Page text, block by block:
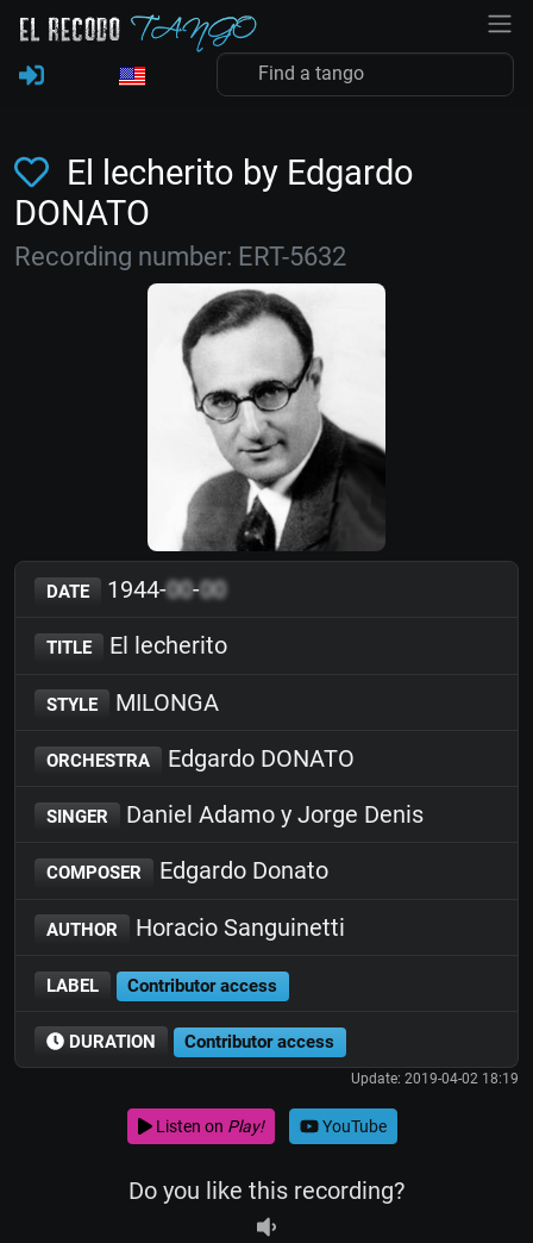
El lecherito by Edgardo
DONATO
Recording number: ERT-5632
DATE 1944-00-00
TITLE El lecherito
STYLE MILONGA
ORCHESTRA Edgardo DONATO
SINGER Daniel Adamo y Jorge Denis
COMPOSER Edgardo Donato
AUTHOR Horacio Sanguinetti
LABEL Contributor access
DURATION Contributor access
Update: 2019-04-02 18:19
Listen on Play! YouTube
Do you like this recording?